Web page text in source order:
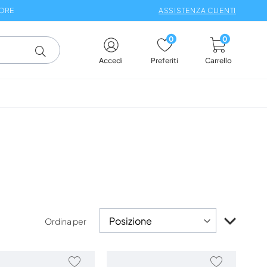
ASSISTENZA CLIENTI
Accedi Preferiti
0
Carrello
0
Ordina per